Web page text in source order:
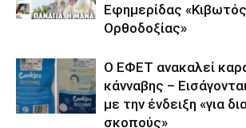
Εφημερίδας
Ορθοδοξίας»
Ο ΕΦΕΤ ανακαλεί
κάνναβης –
με την ένδειξη «για
σκοπούς»